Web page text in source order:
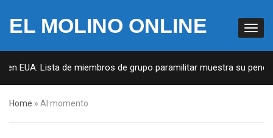
EL MOLINO ONLINE
EUA: Lista de miembros de grupo paramilitar muestra su
Home » Al momento